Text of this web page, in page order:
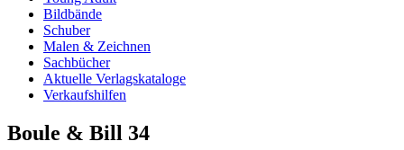
Bildbände
Schuber
Malen & Zeichnen
Sachbücher
Aktuelle Verlagskataloge
Verkaufshilfen
Boule & Bill 34